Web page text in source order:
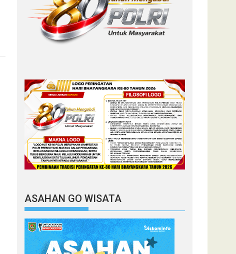
ASAHAN GO WISATA